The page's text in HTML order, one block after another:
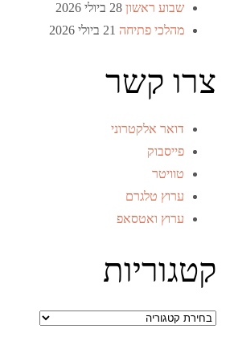
שבוע ראשון 28 ביולי 2026
מהלכי פתיחה 21 ביולי 2026
צרו קשר
דואר אלקטרוני
פייסבוק
טוויטר
ערוץ טלגרם
ערוץ ואטסאפ
קטגוריות
קטגוריות